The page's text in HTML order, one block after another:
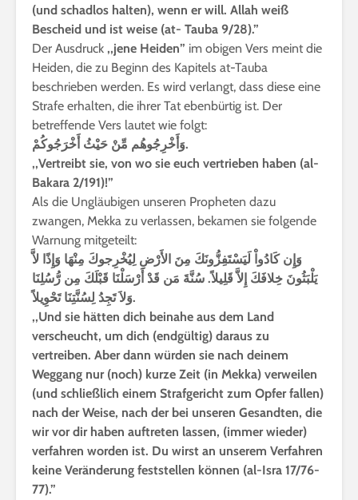
(und schadlos halten), wenn er will. Allah weiß
Bescheid und ist weise (at- Tauba 9/28).”
Der Ausdruck ,,jene Heiden” im obigen Vers meint die
Heiden, die zu Beginn des Kapitels at-Tauba
beschrieben werden. Es wird verlangt, dass diese eine
Strafe erhalten, die ihrer Tat ebenbürtig ist. Der
betreffende Vers lautet wie folgt:
وَأَخْرِجُوهُم مِّنْ حَيْثُ أَخْرَجُوكُمْ.
,,Vertreibt sie, von wo sie euch vertrieben haben (al-
Bakara 2/191)!”
Als die Ungläubigen unseren Propheten dazu
zwangen, Mekka zu verlassen, bekamen sie folgende
Warnung mitgeteilt:
وَإِن كَادُواْ لَيَسْتَفِزُّونَكَ مِنَ الأَرْضِ لِيُخْرِجوكَ مِنْهَا وَإِذًا لاَّ
يَلْبَثُونَ خِلافَكَ إِلاَّ قَلِيلاً. سُنَّةَ مَن قَدْ أَرْسَلْنَا قَبْلَكَ مِن رُّسُلِنَا
وَلاَ تَجِدُ لِسُنَّتِنَا تَحْوِيلاً.
,,Und sie hätten dich beinahe aus dem Land
verscheucht, um dich (endgültig) daraus zu
vertreiben. Aber dann würden sie nach deinem
Weggang nur (noch) kurze Zeit (in Mekka) verweilen
(und schließlich einem Strafgericht zum Opfer fallen)
nach der Weise, nach der bei unseren Gesandten, die
wir vor dir haben auftreten lassen, (immer wieder)
verfahren worden ist. Du wirst an unserem Verfahren
keine Veränderung feststellen können (al-Isra 17/76-
77).”